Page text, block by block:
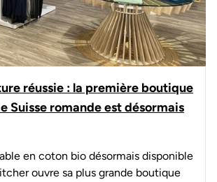
réussie : la première boutique
Suisse romande est désormais
en coton bio désormais disponible
ouvre sa plus grande boutique